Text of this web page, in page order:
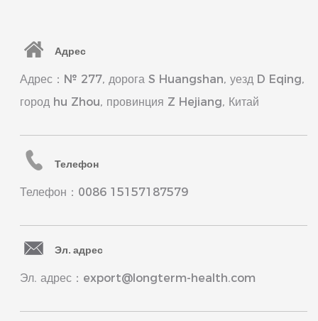
Адрес
Адрес：№ 277, дорога S Huangshan, уезд D Eqing,
город hu Zhou, провинция Z Hejiang, Китай
Телефон
Телефон：0086 15157187579
Эл. адрес
Эл. адрес：export@longterm-health.com